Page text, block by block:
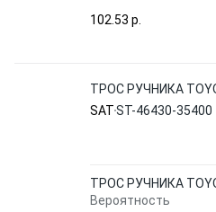
102.53 p.
ТРОС РУЧНИКА
SATST-46430-35400
ТРОС РУЧНИКА
Вероятность